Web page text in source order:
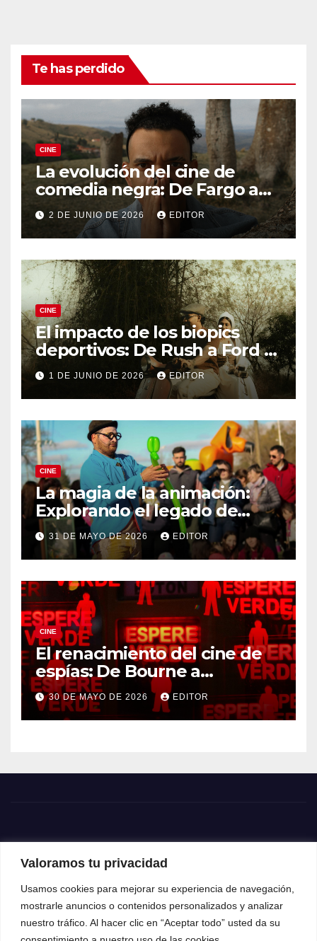
Valoramos tu privacidad
Usamos cookies para mejorar su experiencia de navegación,
mostrarle anuncios o contenidos personalizados y analizar
nuestro tráfico. Al hacer clic en “Aceptar todo” usted da su
Te has perdido
CINE
La evolución del cine de
comedia negra: De Fargo a
Knives Out
2 DE JUNIO DE 2026 EDITOR
CINE
El impacto de los biopics
deportivos: De Rush a Ford v
Ferrari
1 DE JUNIO DE 2026 EDITOR
CINE
La magia de la animación:
Explorando el legado de
DreamWorks
31 DE MAYO DE 2026 EDITOR
CINE
El renacimiento del cine de
espías: De Bourne a
Treadstone
30 DE MAYO DE 2026 EDITOR